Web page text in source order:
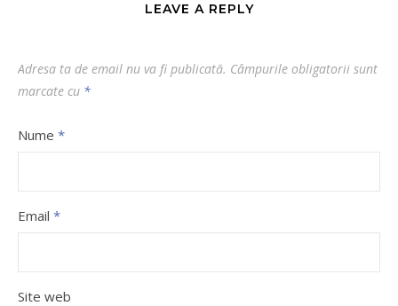
LEAVE A REPLY
Adresa ta de email nu va fi publicată. Câmpurile obligatorii sunt
marcate cu *
Nume *
Email *
Site web